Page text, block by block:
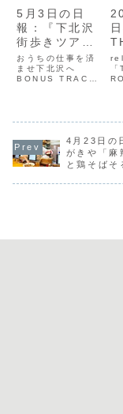
5月3日の日
報：『下北沢
街歩きツア
ー』と『発酵
デパートメン
ト』
おうちの仕事を済
ませ下北沢へ
BONUS TRACK
2歳くらいの女の
ぎて素晴らしい一
方、下北線路街 空
き地の『脳汁スタ
ンド』も凄い人
出！脳汁ドリンク
フ
開
ベ
4月23日の
がきや「麻
と鶏そばそ